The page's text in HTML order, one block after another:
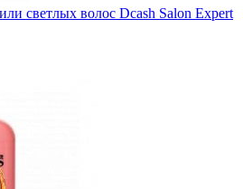
светлых волос Dcash Salon Expert